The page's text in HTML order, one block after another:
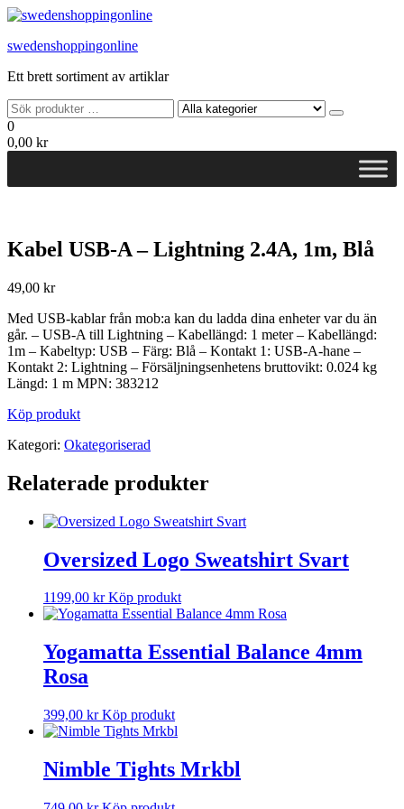
Hoppa
innehållet
swedenshoppingonline
Ett brett sortiment av artiklar
0
0,00 kr
Kabel USB-A – Lightning 2.4A, 1m, Blå
49,00 kr
Med USB-kablar från mob:a kan du ladda dina enheter var du än
går. – USB-A till Lightning – Kabellängd: 1 meter – Kabellängd:
1m – Kabeltyp: USB – Färg: Blå – Kontakt 1: USB-A-hane –
Kontakt 2: Lightning – Försäljningsenhetens bruttovikt: 0.024 kg
Längd: 1 m MPN: 383212
Köp produkt
Kategori: Okategoriserad
Relaterade produkter
Oversized Logo Sweatshirt Svart
1199,00 kr Köp produkt
Yogamatta Essential Balance 4mm
Rosa
399,00 kr Köp produkt
Nimble Tights Mrkbl